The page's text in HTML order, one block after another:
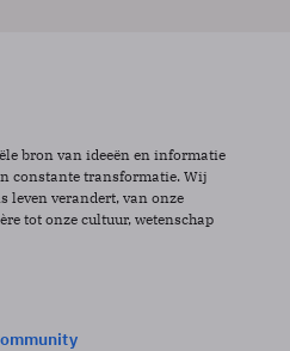
bron van ideeën en informatie
constante transformatie. Wij
leven verandert, van onze
tot onze cultuur, wetenschap